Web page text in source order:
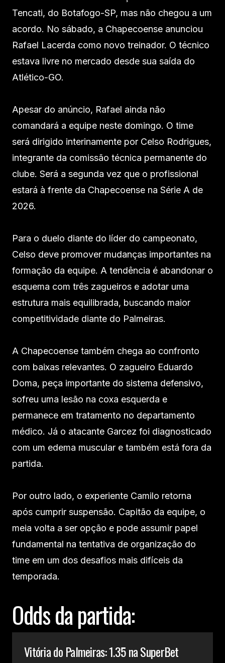
Tencati, do Botafogo-SP, mas não chegou a um
acordo. No sábado, a Chapecoense anunciou
Rafael Lacerda como novo treinador. O técnico
estava livre no mercado desde sua saída do
Atlético-GO.
Apesar do anúncio, Rafael ainda não
comandará a equipe neste domingo. O time
será dirigido interinamente por Celso Rodrigues,
integrante da comissão técnica permanente do
clube. Será a segunda vez que o profissional
estará à frente da Chapecoense na Série A de
2026.
Para o duelo diante do líder do campeonato,
Celso deve promover mudanças importantes na
formação da equipe. A tendência é abandonar o
esquema com três zagueiros e adotar uma
estrutura mais equilibrada, buscando maior
competitividade diante do Palmeiras.
A Chapecoense também chega ao confronto
com baixas relevantes. O zagueiro Eduardo
Doma, peça importante do sistema defensivo,
sofreu uma lesão na coxa esquerda e
permanece em tratamento no departamento
médico. Já o atacante Garcez foi diagnosticado
com um edema muscular e também está fora da
partida.
Por outro lado, o experiente Camilo retorna
após cumprir suspensão. Capitão da equipe, o
meia volta a ser opção e pode assumir papel
fundamental na tentativa de organização do
time em um dos desafios mais difíceis da
temporada.
Odds da partida:
Vitória do Palmeiras: 1.35 na SuperBet